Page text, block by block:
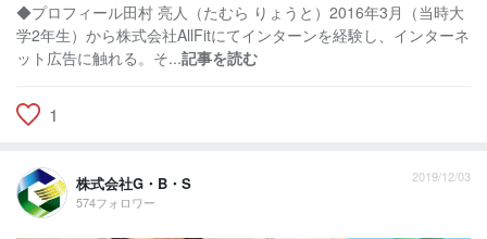
◆プロフィール田村 亮人（たむら りょうと）2016年3月（当時大
学2年生）から株式会社AllFitにてインターンを経験し、インターネ
ット広告に触れる。そ...記事を読む
1
株式会社G・B・S
574フォロワー
2019/12/03